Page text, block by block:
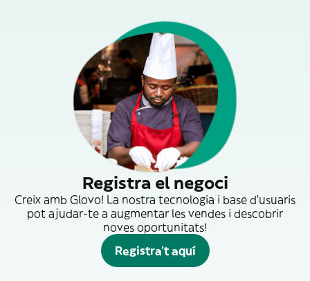
Registra el negoci
Creix amb Glovo! La nostra tecnologia i base d'usuaris
pot ajudar-te a augmentar les vendes i descobrir
noves oportunitats!
Registra't aquí